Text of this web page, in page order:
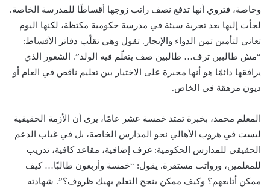
وخاصة، فتروي أنها تدفع نصف راتب زوجها أقساطًا للمدرسة الخاصة.
لجأت إليها بعد تجربة سيئة في مدرسة حكومية مكتظة، لكنها اليوم
تعاني لتأمين ثمن الدواء والإيجار. تقول وهي تقلّب دفاتر الأقساط:
“مش طالبين ترف… طالبين صف يتعلّم فيه الولد”. الشعور الذي
يرافقها دائمًا هو أنها مجبرة على الاختيار بين تعليم ناقص في العام أو
ديون مرهقة في الخاص.
المعلم محمد، بخبرة تمتد خمسة عشر عامًا، يرى أن الأزمة الحقيقية
ليست في هروب الأهالي نحو المدارس الخاصة، بل في غياب الدعم
الحقيقي للمدارس الحكومية: غرف إضافية، مقاعد كافية، تدريب
للمعلمين، ورواتب مستقرة. يقول: “خمسة وأربعون طالبًا… كيف
ممكن أتابعهم؟ وكيف ممكن ينجح التعلم بهيك ظروف؟”. شهادته